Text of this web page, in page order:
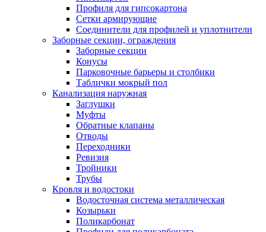
Профиля для гипсокартона
Сетки армирующие
Соединители для профилей и уплотнители
Заборные секции, ограждения
Заборные секции
Конусы
Парковочные барьеры и столбики
Таблички мокрый пол
Канализация наружная
Заглушки
Муфты
Обратные клапаны
Отводы
Переходники
Ревизия
Тройники
Трубы
Кровля и водостоки
Водосточная система металлическая
Козырьки
Поликарбонат